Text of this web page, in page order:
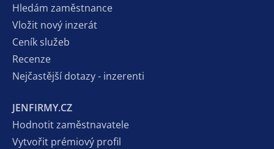
Hledám zaměstnance
Vložit nový inzerát
Ceník služeb
Recenze
Nejčastější dotazy - inzerenti
JENFIRMY.CZ
Hodnotit zaměstnavatele
Vytvořit prémiový profil